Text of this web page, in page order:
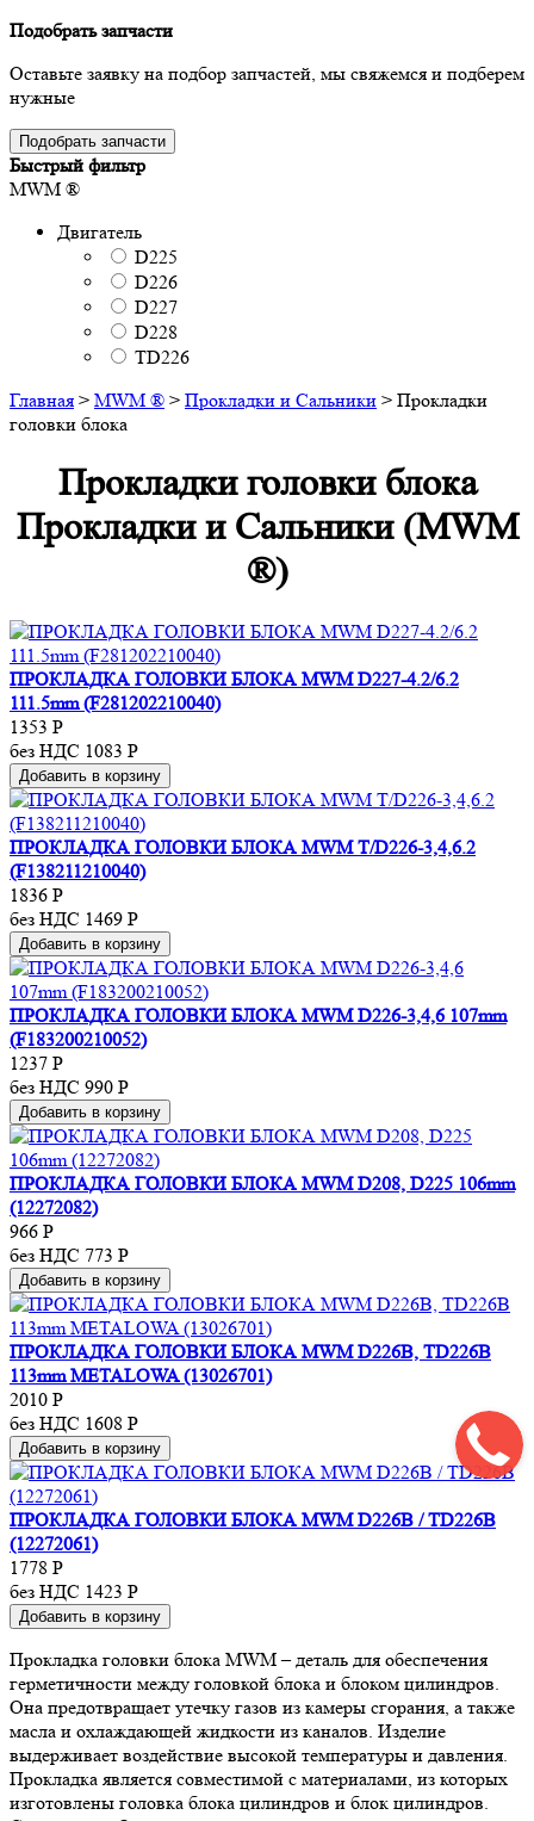
Подобрать запчасти
Оставьте заявку на подбор запчастей, мы свяжемся и подберем
нужные
Подобрать запчасти
Быстрый фильтр
MWM ®
Двигатель
D225
D226
D227
D228
TD226
Главная > MWM ® > Прокладки и Сальники > Прокладки
головки блока
Прокладки головки блока
Прокладки и Сальники (MWM
®)
ПРОКЛАДКА ГОЛОВКИ БЛОКА MWM D227-4.2/6.2
111.5mm (F281202210040)
1353 Р
без НДС 1083 Р
Добавить в корзину
ПРОКЛАДКА ГОЛОВКИ БЛОКА MWM T/D226-3,4,6.2
(F138211210040)
1836 Р
без НДС 1469 Р
Добавить в корзину
ПРОКЛАДКА ГОЛОВКИ БЛОКА MWM D226-3,4,6 107mm
(F183200210052)
1237 Р
без НДС 990 Р
Добавить в корзину
ПРОКЛАДКА ГОЛОВКИ БЛОКА MWM D208, D225 106mm
(12272082)
966 Р
без НДС 773 Р
Добавить в корзину
ПРОКЛАДКА ГОЛОВКИ БЛОКА MWM D226B, TD226B
113mm METALOWA (13026701)
2010 Р
без НДС 1608 Р
Добавить в корзину
ПРОКЛАДКА ГОЛОВКИ БЛОКА MWM D226B / TD226B
(12272061)
1778 Р
без НДС 1423 Р
Добавить в корзину
Прокладка головки блока MWM – деталь для обеспечения
герметичности между головкой блока и блоком цилиндров.
Она предотвращает утечку газов из камеры сгорания, а также
масла и охлаждающей жидкости из каналов. Изделие
выдерживает воздействие высокой температуры и давления.
Прокладка является совместимой с материалами, из которых
изготовлены головка блока цилиндров и блок цилиндров.